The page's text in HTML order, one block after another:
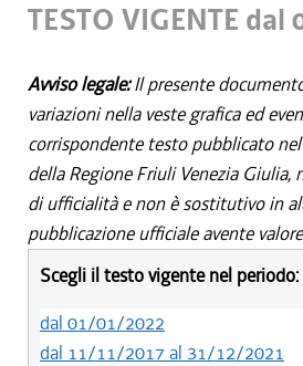
TESTO VIGENTE
Avviso legale:Il presente
variazioni nella veste grafica ed
corrispondente testo pubblicato
della Regione Friuli Venezia Giulia,
di ufficialità e non è sostitutivo in
pubblicazione ufficiale avente
Scegli il testo vigente nel periodo:
dal 01/01/2022
dal 11/11/2017 al 31/12/2021